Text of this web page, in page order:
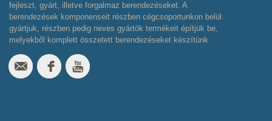
fejleszt, gyárt, illetve forgalmaz berendezéseket. A
berendezések komponenseit részben cégcsoportunkon belül
gyártjuk, részben pedig neves gyártók termékeit építjük be,
melyekből komplett összetett berendezéseket készítünk